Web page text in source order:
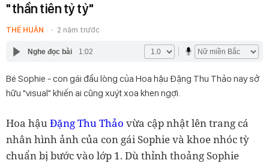
"thần tiên tỷ tỷ"
THẾ HUÂN 2 năm trước
Nghe đọc bài 1:02
Bé Sophie - con gái đầu lòng của Hoa hậu Đặng Thu Thảo nay sở
hữu "visual" khiến ai cũng xuýt xoa khen ngợi.
Hoa hậuĐặng Thu Thảo vừa cập nhật lên trang cá
nhân hình ảnh của con gái Sophie và khoe nhóc tỳ
chuẩn bị bước vào lớp 1. Dù thỉnh thoảng Sophie